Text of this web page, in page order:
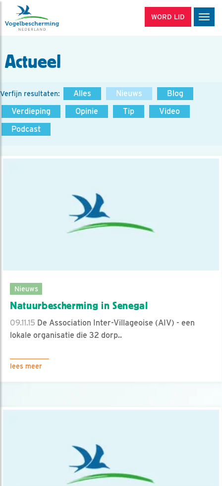
WORD LID
Actueel
Verfijn resultaten: Alles Nieuws
Blog
Verdieping
Opinie Tip
Video
Podcast
Nieuws
Natuurbescherming in Senegal
09.11.15 De Association Inter-Villageoise (AIV) - een
lokale organisatie die 32 dorp..
lees meer